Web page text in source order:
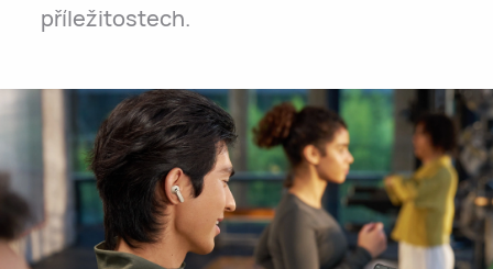
příležitostech.